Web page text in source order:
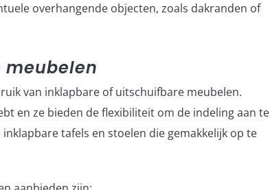
overhangende objecten, zoals dakranden of
van inklapbare of uitschuifbare meubelen.
en ze bieden de flexibiliteit om de indeling aan te
tafels en stoelen die gemakkelijk op te